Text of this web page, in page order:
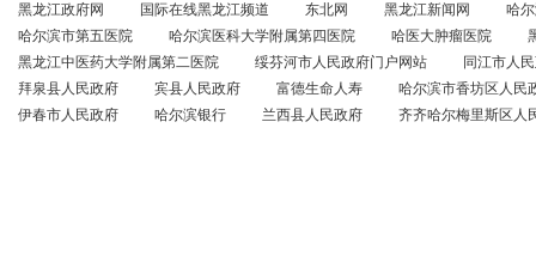
黑龙江政府网 国际在线黑龙江频道 东北网 黑龙江新闻网
哈
哈尔滨市第五医院
哈尔滨医科大学附属第四医院 哈医大肿瘤医院
黑龙江中医药大学附属第二医院
绥芬河市人民政府门户网站
同江市人
拜泉县人民政府
宾县人民政府 富德生命人寿
哈尔滨市香坊区人民
伊春市人民政府
哈尔滨银行 兰西县人民政府 齐齐哈尔梅里斯区人